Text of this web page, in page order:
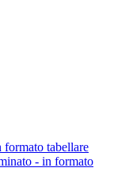
formato tabellare
- in formato